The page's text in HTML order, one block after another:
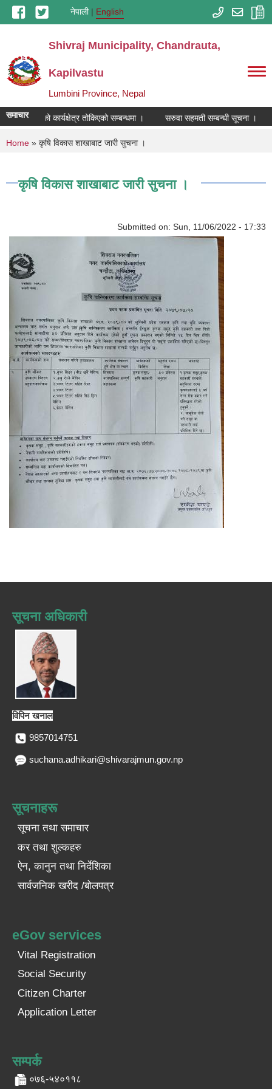
Skip to main contentनेपाली English
Shivraj Municipality, Chandrauta,
Kapilvastu
Lumbini Province, Nepal
समाचार कार्यक्षेत्र तोकिएको सम्बन्धमा । सरुवा सहमती सम्बन्धी सूचना ।
You are here
Home » कृषि विकास शाखाबाट जारी सुचना ।
कृषि विकास शाखाबाट जारी सुचना ।
Submitted on: Sun, 11/06/2022 - 17:33
सूचना अधिकारी
विपिन खनाल
9857014751
suchana.adhikari@shivarajmun.gov.np
सूचनाहरू
सूचना तथा समाचार
कर तथा शुल्कहरु
ऐन, कानुन तथा निर्देशिका
सार्वजनिक खरीद /बोलपत्र
eGov services
Vital Registration
Social Security
Citizen Charter
Application Letter
सम्पर्क
०७६-५४०११८